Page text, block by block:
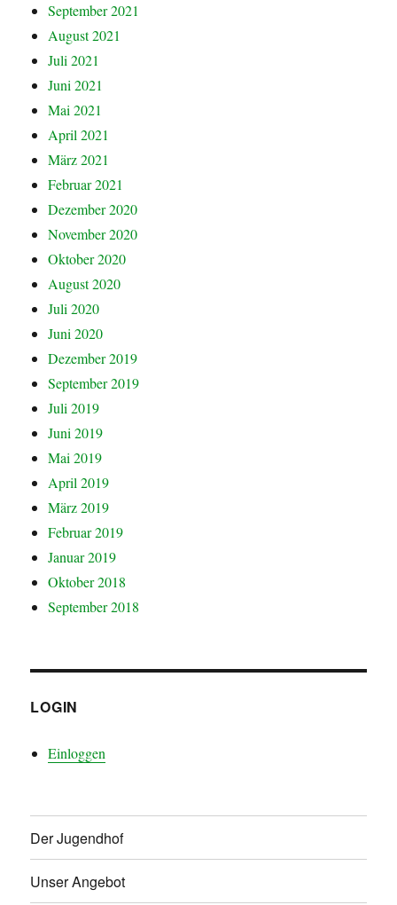
September 2021
August 2021
Juli 2021
Juni 2021
Mai 2021
April 2021
März 2021
Februar 2021
Dezember 2020
November 2020
Oktober 2020
August 2020
Juli 2020
Juni 2020
Dezember 2019
September 2019
Juli 2019
Juni 2019
Mai 2019
April 2019
März 2019
Februar 2019
Januar 2019
Oktober 2018
September 2018
LOGIN
Einloggen
Der Jugendhof
Unser Angebot